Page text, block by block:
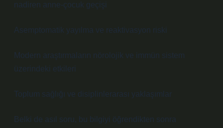
nadiren anne-çocuk geçişi
Asemptomatik yayılma ve reaktivasyon riski
Modern araştırmaların nörolojik ve immün sistem
üzerindeki etkileri
Toplum sağlığı ve disiplinlerarası yaklaşımlar
Belki de asıl soru, bu bilgiyi öğrendikten sonra